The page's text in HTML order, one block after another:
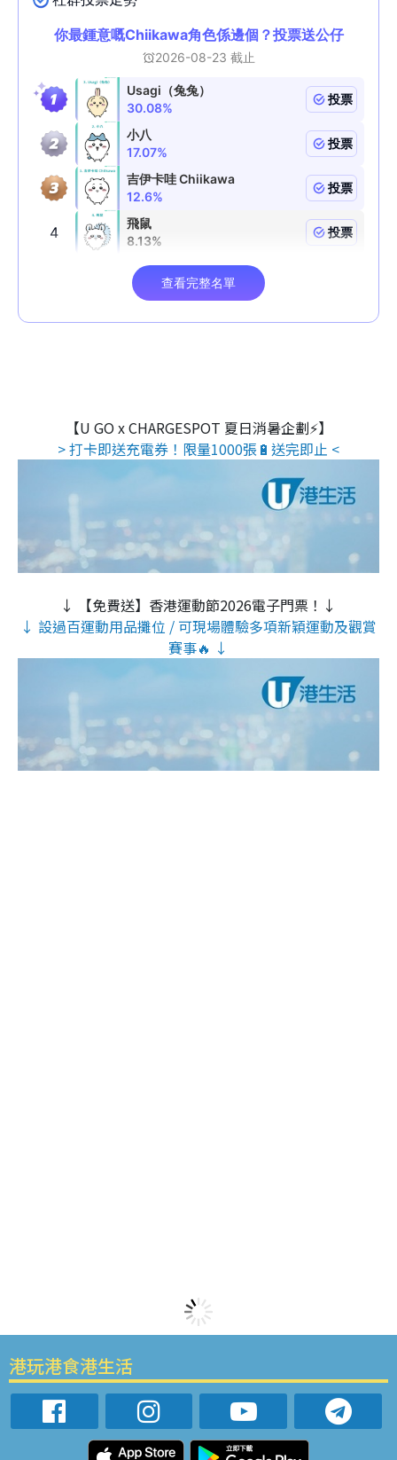
【U GO x CHARGESPOT 夏日消暑企劃⚡】
> 打卡即送充電券！限量1000張🔋送完即止 <
↓ 【免費送】香港運動節2026電子門票！↓
↓ 設過百運動用品攤位 / 可現場體驗多項新穎運動及觀賞
賽事🔥 ↓
港玩港食港生活